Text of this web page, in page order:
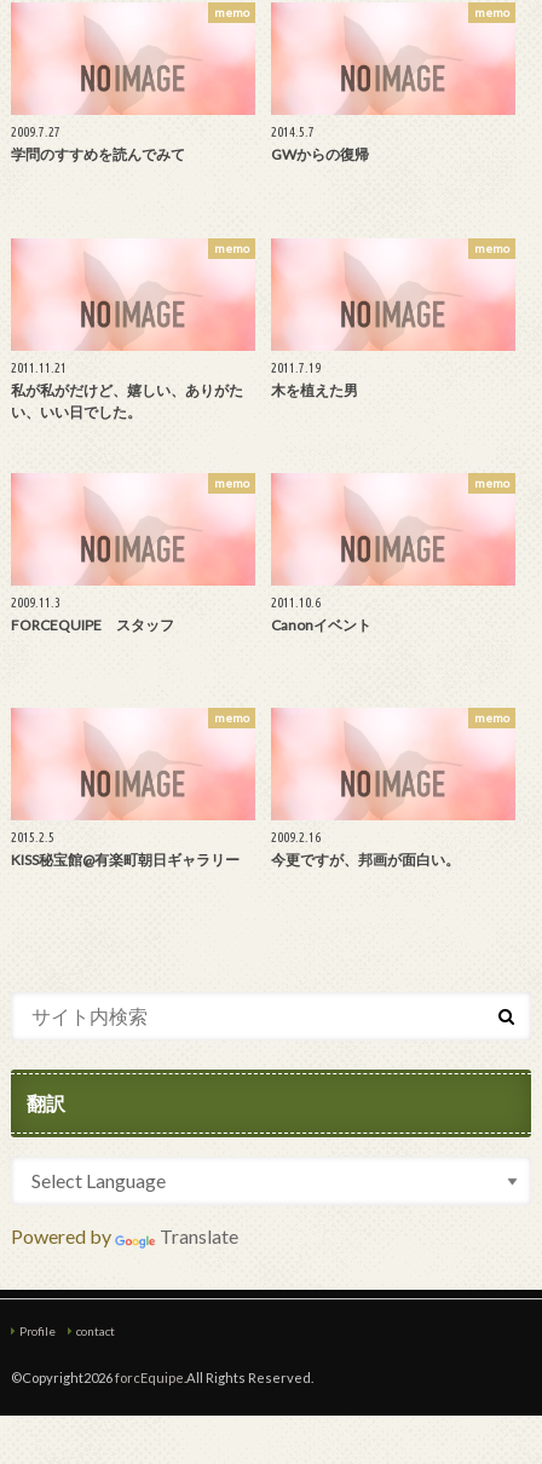
memo
2009.7.27
学問のすすめを読んでみて
memo
2014.5.7
GWからの復帰
memo
2011.11.21
私が私がだけど、嬉しい、ありがた
い、いい日でした。
memo
2011.7.19
木を植えた男
memo
2009.11.3
FORCEQUIPE スタッフ
memo
2011.10.6
Canonイベント
memo
2015.2.5
KISS秘宝館@有楽町朝日ギャラリー
memo
2009.2.16
今更ですが、邦画が面白い。
翻訳
Powered by Translate
Profile contact
©Copyright2026forcEquipe .All Rights Reserved.